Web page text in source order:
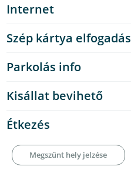
Internet
Szép kártya elfogadás
Parkolás info
Kisállat bevihető
Étkezés
Megszűnt hely jelzése